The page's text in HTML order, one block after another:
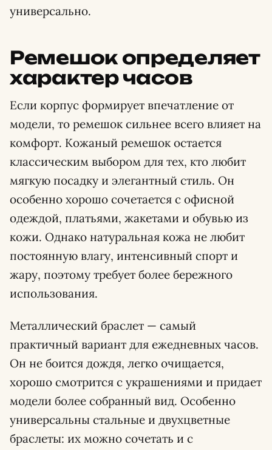
универсально.
Ремешок определяет
характер часов
Если корпус формирует впечатление от
модели, то ремешок сильнее всего влияет на
комфорт. Кожаный ремешок остается
классическим выбором для тех, кто любит
мягкую посадку и элегантный стиль. Он
особенно хорошо сочетается с офисной
одеждой, платьями, жакетами и обувью из
кожи. Однако натуральная кожа не любит
постоянную влагу, интенсивный спорт и
жару, поэтому требует более бережного
использования.
Металлический браслет — самый
практичный вариант для ежедневных часов.
Он не боится дождя, легко очищается,
хорошо смотрится с украшениями и придает
модели более собранный вид. Особенно
универсальны стальные и двухцветные
браслеты: их можно сочетать и с